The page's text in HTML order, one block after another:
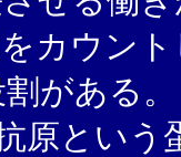
カウン
がある。
原という